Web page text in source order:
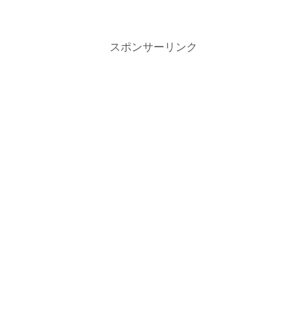
スポンサーリンク